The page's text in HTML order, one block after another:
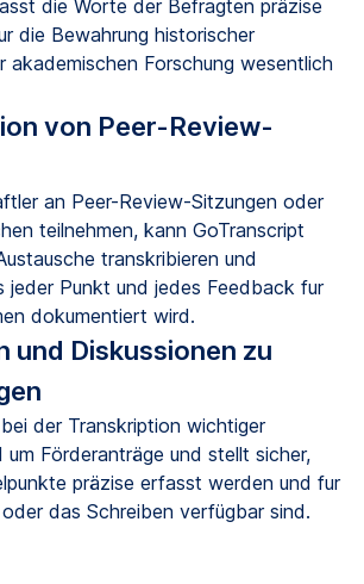
die Worte der Befragten präzise
die Bewahrung historischer
akademischen Forschung wesentlich
von Peer-Review-
an Peer-Review-Sitzungen oder
teilnehmen, kann GoTranscript
transkribieren und
jeder Punkt und jedes Feedback fur
dokumentiert wird.
und Diskussionen zu
der Transkription wichtiger
um Förderanträge und stellt sicher,
präzise erfasst werden und fur
das Schreiben verfügbar sind.